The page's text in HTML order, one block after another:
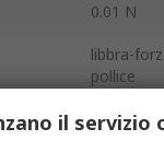
0.01 N
libbra-
pollice
1000Hz
il servizio